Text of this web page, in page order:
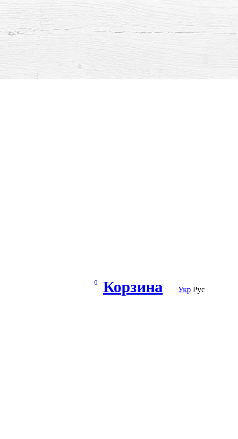
Корзина
0
Укр Рус